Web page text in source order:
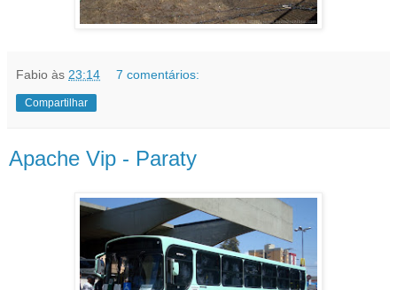
Fabio às 23:14 7 comentários:
Compartilhar
Apache Vip - Paraty